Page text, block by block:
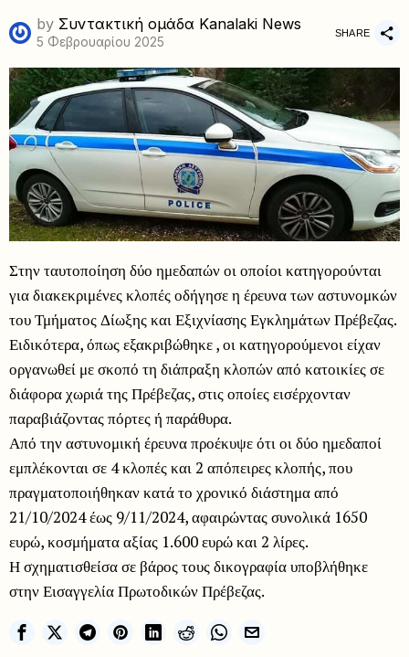
by Συντακτική ομάδα Kanalaki News
5 Φεβρουαρίου 2025
SHARE
Στην ταυτοποίηση δύο ημεδαπών οι οποίοι κατηγορούνται
για διακεκριμένες κλοπές οδήγησε η έρευνα των αστυνομκών
του Τμήματος Δίωξης και Εξιχνίασης Εγκλημάτων Πρέβεζας.
Ειδικότερα, όπως εξακριβώθηκε , οι κατηγορούμενοι είχαν
οργανωθεί με σκοπό τη διάπραξη κλοπών από κατοικίες σε
διάφορα χωριά της Πρέβεζας, στις οποίες εισέρχονταν
παραβιάζοντας πόρτες ή παράθυρα.
Από την αστυνομική έρευνα προέκυψε ότι οι δύο ημεδαποί
εμπλέκονται σε 4 κλοπές και 2 απόπειρες κλοπής, που
πραγματοποιήθηκαν κατά το χρονικό διάστημα από
21/10/2024 έως 9/11/2024, αφαιρώντας συνολικά 1650
ευρώ, κοσμήματα αξίας 1.600 ευρώ και 2 λίρες.
Η σχηματισθείσα σε βάρος τους δικογραφία υποβλήθηκε
στην Εισαγγελία Πρωτοδικών Πρέβεζας.